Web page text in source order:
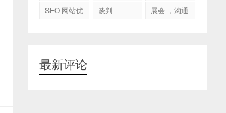
SEO 网站优
谈判
展会 ，沟通
最新评论